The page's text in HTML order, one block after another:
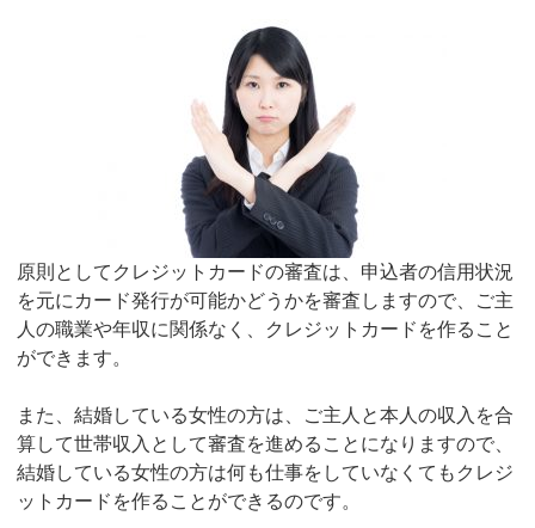
原則としてクレジットカードの審査は、申込者の信用状況
を元にカード発行が可能かどうかを審査しますので、ご主
人の職業や年収に関係なく、クレジットカードを作ること
ができます。
また、結婚している女性の方は、ご主人と本人の収入を合
算して世帯収入として審査を進めることになりますので、
結婚している女性の方は何も仕事をしていなくてもクレジ
ットカードを作ることができるのです。